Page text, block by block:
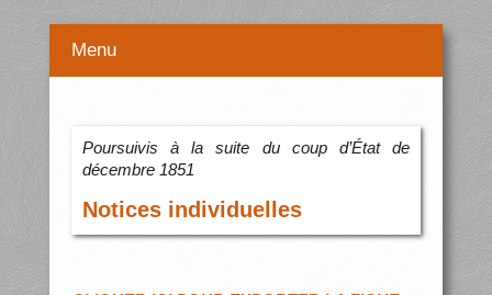
Menu
Poursuivis à la suite du coup d’État de
décembre 1851
Notices individuelles